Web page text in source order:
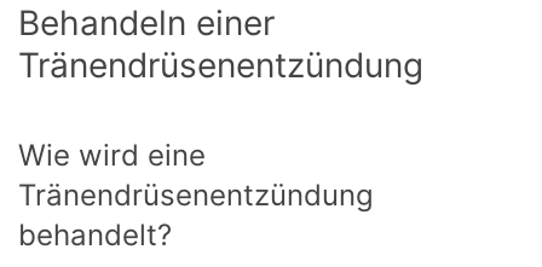
Behandeln einer
Tränendrüsenentzündung
Wie wird eine
Tränendrüsenentzündung
behandelt?